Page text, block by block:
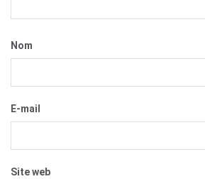
Nom
E-mail
Site web